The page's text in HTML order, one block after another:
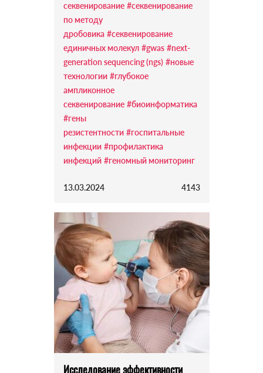
секвенирование #секвенирование
по методу
дробовика #секвенирование
единичных молекул #gwas #next-
generation sequencing (ngs) #новые
технологии #глубокое
ампликонное
секвенирование #биоинформатика
#гены
резистентности #госпитальные
инфекции #профилактика
инфекций #геномный мониторинг
13.03.2024 4143
Исследование эффективности